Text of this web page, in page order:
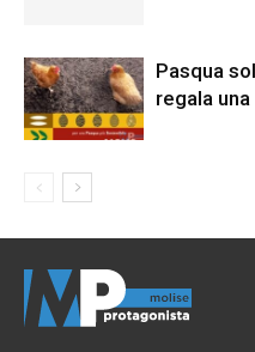
Pasqua
regala una